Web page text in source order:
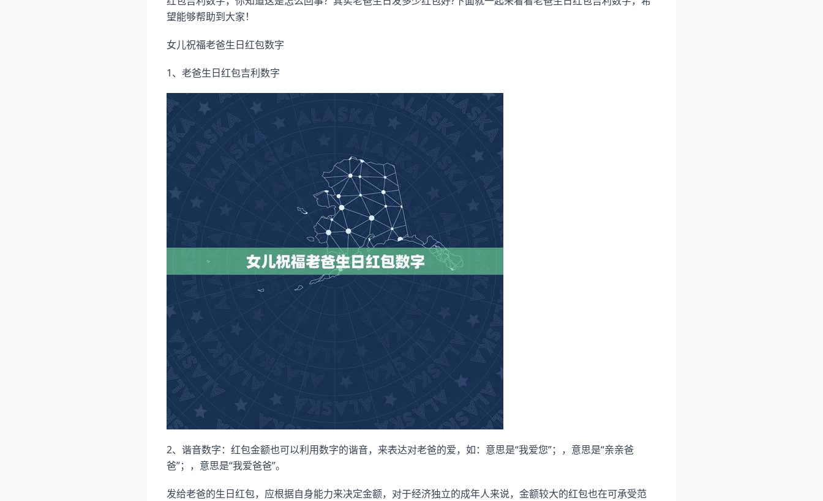
望能够帮助到大家！
女儿祝福老爸生日红包数字
1、老爸生日红包吉利数字
2、谐音数字：红包金额也可以利用数字的谐音，来表达对老爸的爱，如：意思是“我爱您”；，意思是“亲亲爸
爸”；，意思是“我爱爸爸”。
发给老爸的生日红包，应根据自身能力来决定金额，对于经济独立的成年人来说，金额较大的红包也在可承受范